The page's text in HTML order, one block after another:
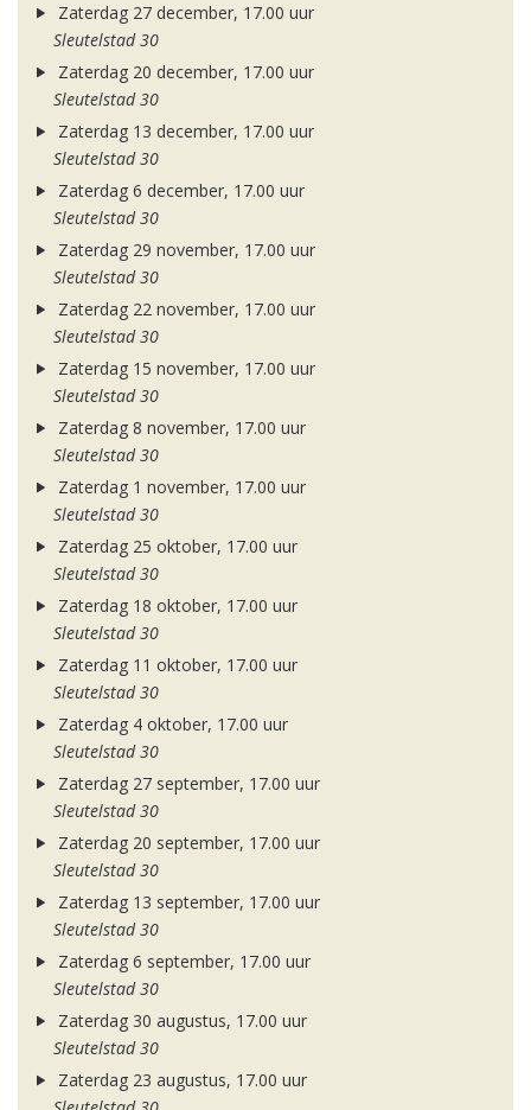
Zaterdag 27 december, 17.00 uur
Sleutelstad 30
Zaterdag 20 december, 17.00 uur
Sleutelstad 30
Zaterdag 13 december, 17.00 uur
Sleutelstad 30
Zaterdag 6 december, 17.00 uur
Sleutelstad 30
Zaterdag 29 november, 17.00 uur
Sleutelstad 30
Zaterdag 22 november, 17.00 uur
Sleutelstad 30
Zaterdag 15 november, 17.00 uur
Sleutelstad 30
Zaterdag 8 november, 17.00 uur
Sleutelstad 30
Zaterdag 1 november, 17.00 uur
Sleutelstad 30
Zaterdag 25 oktober, 17.00 uur
Sleutelstad 30
Zaterdag 18 oktober, 17.00 uur
Sleutelstad 30
Zaterdag 11 oktober, 17.00 uur
Sleutelstad 30
Zaterdag 4 oktober, 17.00 uur
Sleutelstad 30
Zaterdag 27 september, 17.00 uur
Sleutelstad 30
Zaterdag 20 september, 17.00 uur
Sleutelstad 30
Zaterdag 13 september, 17.00 uur
Sleutelstad 30
Zaterdag 6 september, 17.00 uur
Sleutelstad 30
Zaterdag 30 augustus, 17.00 uur
Sleutelstad 30
Zaterdag 23 augustus, 17.00 uur